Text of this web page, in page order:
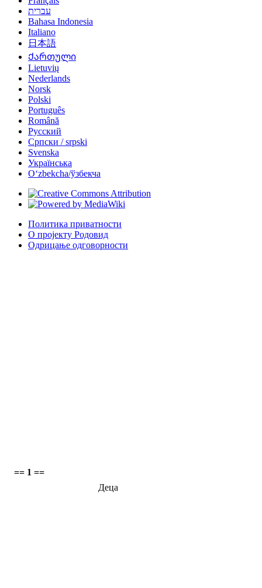
== 1 ==
Деца
עברית
Bahasa Indonesia
Italiano
日本語
Ქართული
Lietuvių
Nederlands
Norsk
Polski
Português
Română
Русский
Српски / srpski
Svenska
Українська
Oʻzbekcha/ўзбекча
Политика приватности
О пројекту Родовид
Одрицање одговорности